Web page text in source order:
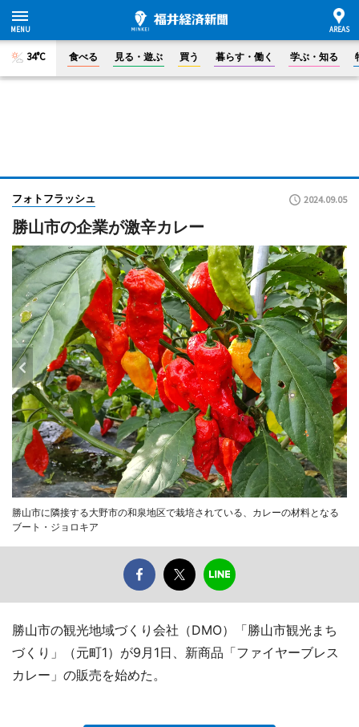
34°C 食べる 見る・遊ぶ 買う 暮らす・働く 学ぶ・知る
フォトフラッシュ 2024.09.05
勝山市の企業が激辛カレー
勝山市に隣接する大野市の和泉地区で栽培されている、カレーの材料となる
ブート・ジョロキア
勝山市の観光地域づくり会社（DMO）「勝山市観光まち
づくり」（元町1）が9月1日、新商品「ファイヤーブレス
カレー」の販売を始めた。